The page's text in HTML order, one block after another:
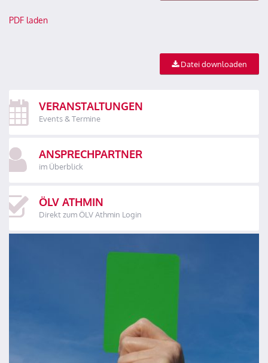
PDF laden
Datei downloaden
VERANSTALTUNGEN
Events & Termine
ANSPRECHPARTNER
im Überblick
ÖLV ATHMIN
Direkt zum ÖLV Athmin Login